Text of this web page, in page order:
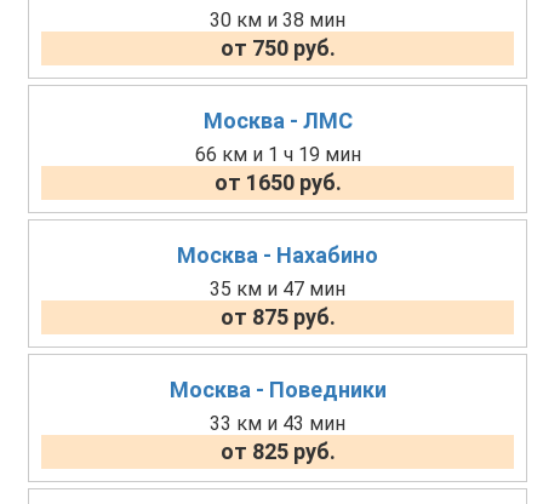
30 км и 38 мин
от 750 руб.
Москва - ЛМС
66 км и 1 ч 19 мин
от 1650 руб.
Москва - Нахабино
35 км и 47 мин
от 875 руб.
Москва - Поведники
33 км и 43 мин
от 825 руб.